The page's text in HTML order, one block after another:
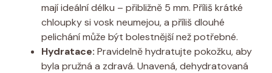
mají ideální délku – přibližně 5 mm. Příliš krátké
chloupky si vosk neumejou, a příliš dlouhé
pelichání může být bolestnější než potřebné.
Hydratace: Pravidelně hydratujte pokožku, aby
byla pružná a zdravá. Unavená, dehydratovaná